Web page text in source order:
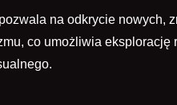
na odkrycie nowych,
co umożliwia